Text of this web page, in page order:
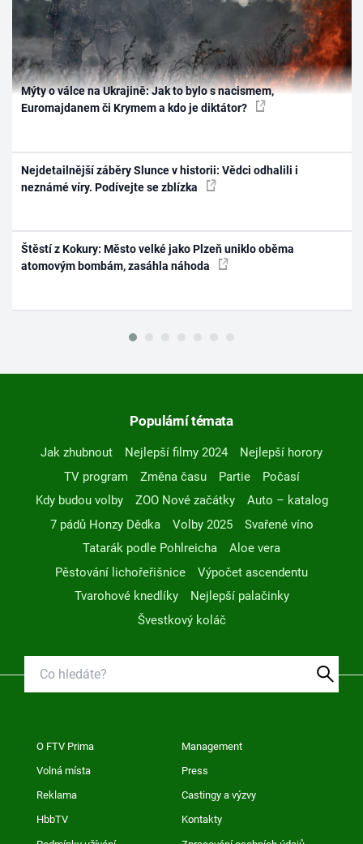
Mýty o válce na Ukrajině: Jak to bylo s nacismem,
Euromajdanem či Krymem a kdo je diktátor?
Nejdetailnější záběry Slunce v historii: Vědci odhalili i
neznámé víry. Podívejte se zblízka
Štěstí z Kokury: Město velké jako Plzeň uniklo oběma
atomovým bombám, zasáhla náhoda
Populární témata
Jak zhubnout Nejlepší filmy 2024
Nejlepší horory
TV program
Změna času Partie
Počasí
Kdy budou volby
ZOO Nové začátky
Auto – katalog
7 pádů Honzy Dědka
Volby 2025
Svařené víno
Tatarák podle Pohlreicha
Aloe vera
Pěstování lichořeřišnice
Výpočet ascendentu
Tvarohové knedlíky
Nejlepší palačinky
Švestkový koláč
O FTV Prima Management
Volná místa Press
Reklama Castingy a výzvy
HbbTV Kontakty